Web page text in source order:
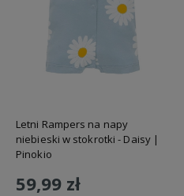
Letni Rampers na napy
niebieski w stokrotki - Daisy |
Pinokio
59,99 zł